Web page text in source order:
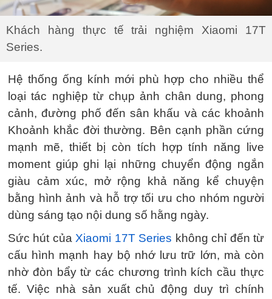
Khách hàng thực tế trải nghiệm Xiaomi 17T
Series.
Hệ thống ống kính mới phù hợp cho nhiều thể
loại tác nghiệp từ chụp ảnh chân dung, phong
cảnh, đường phố đến sân khấu và các khoảnh
Khoảnh khắc đời thường. Bên cạnh phần cứng
mạnh mẽ, thiết bị còn tích hợp tính năng live
moment giúp ghi lại những chuyển động ngắn
giàu cảm xúc, mở rộng khả năng kể chuyện
bằng hình ảnh và hỗ trợ tối ưu cho nhóm người
dùng sáng tạo nội dung số hằng ngày.
Sức hút củaXiaomi 17T Series không chỉ đến từ
cấu hình mạnh hay bộ nhớ lưu trữ lớn, mà còn
nhờ đòn bẩy từ các chương trình kích cầu thực
tế. Việc nhà sản xuất chủ động duy trì chính